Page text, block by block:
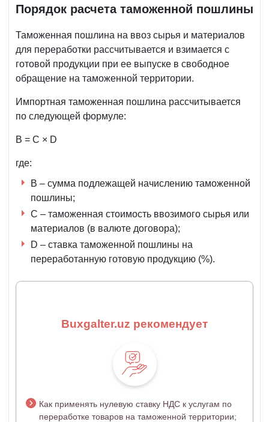
Порядок расчета таможенной пошлины
Таможенная пошлина на ввоз сырья и материалов
для переработки рассчитывается и взимается с
готовой продукции при ее выпуске в свободное
обращение на таможенной территории.
Импортная таможенная пошлина рассчитывается
по следующей формуле:
B = C × D
где:
B – сумма подлежащей начислению таможенной
пошлины;
C – таможенная стоимость ввозимого сырья или
материалов (в валюте договора);
D – ставка таможенной пошлины на
переработанную готовую продукцию (%).
Buxgalter.uz рекомендует
Как применять нулевую ставку НДС к услугам по
переработке товаров на таможенной территории;